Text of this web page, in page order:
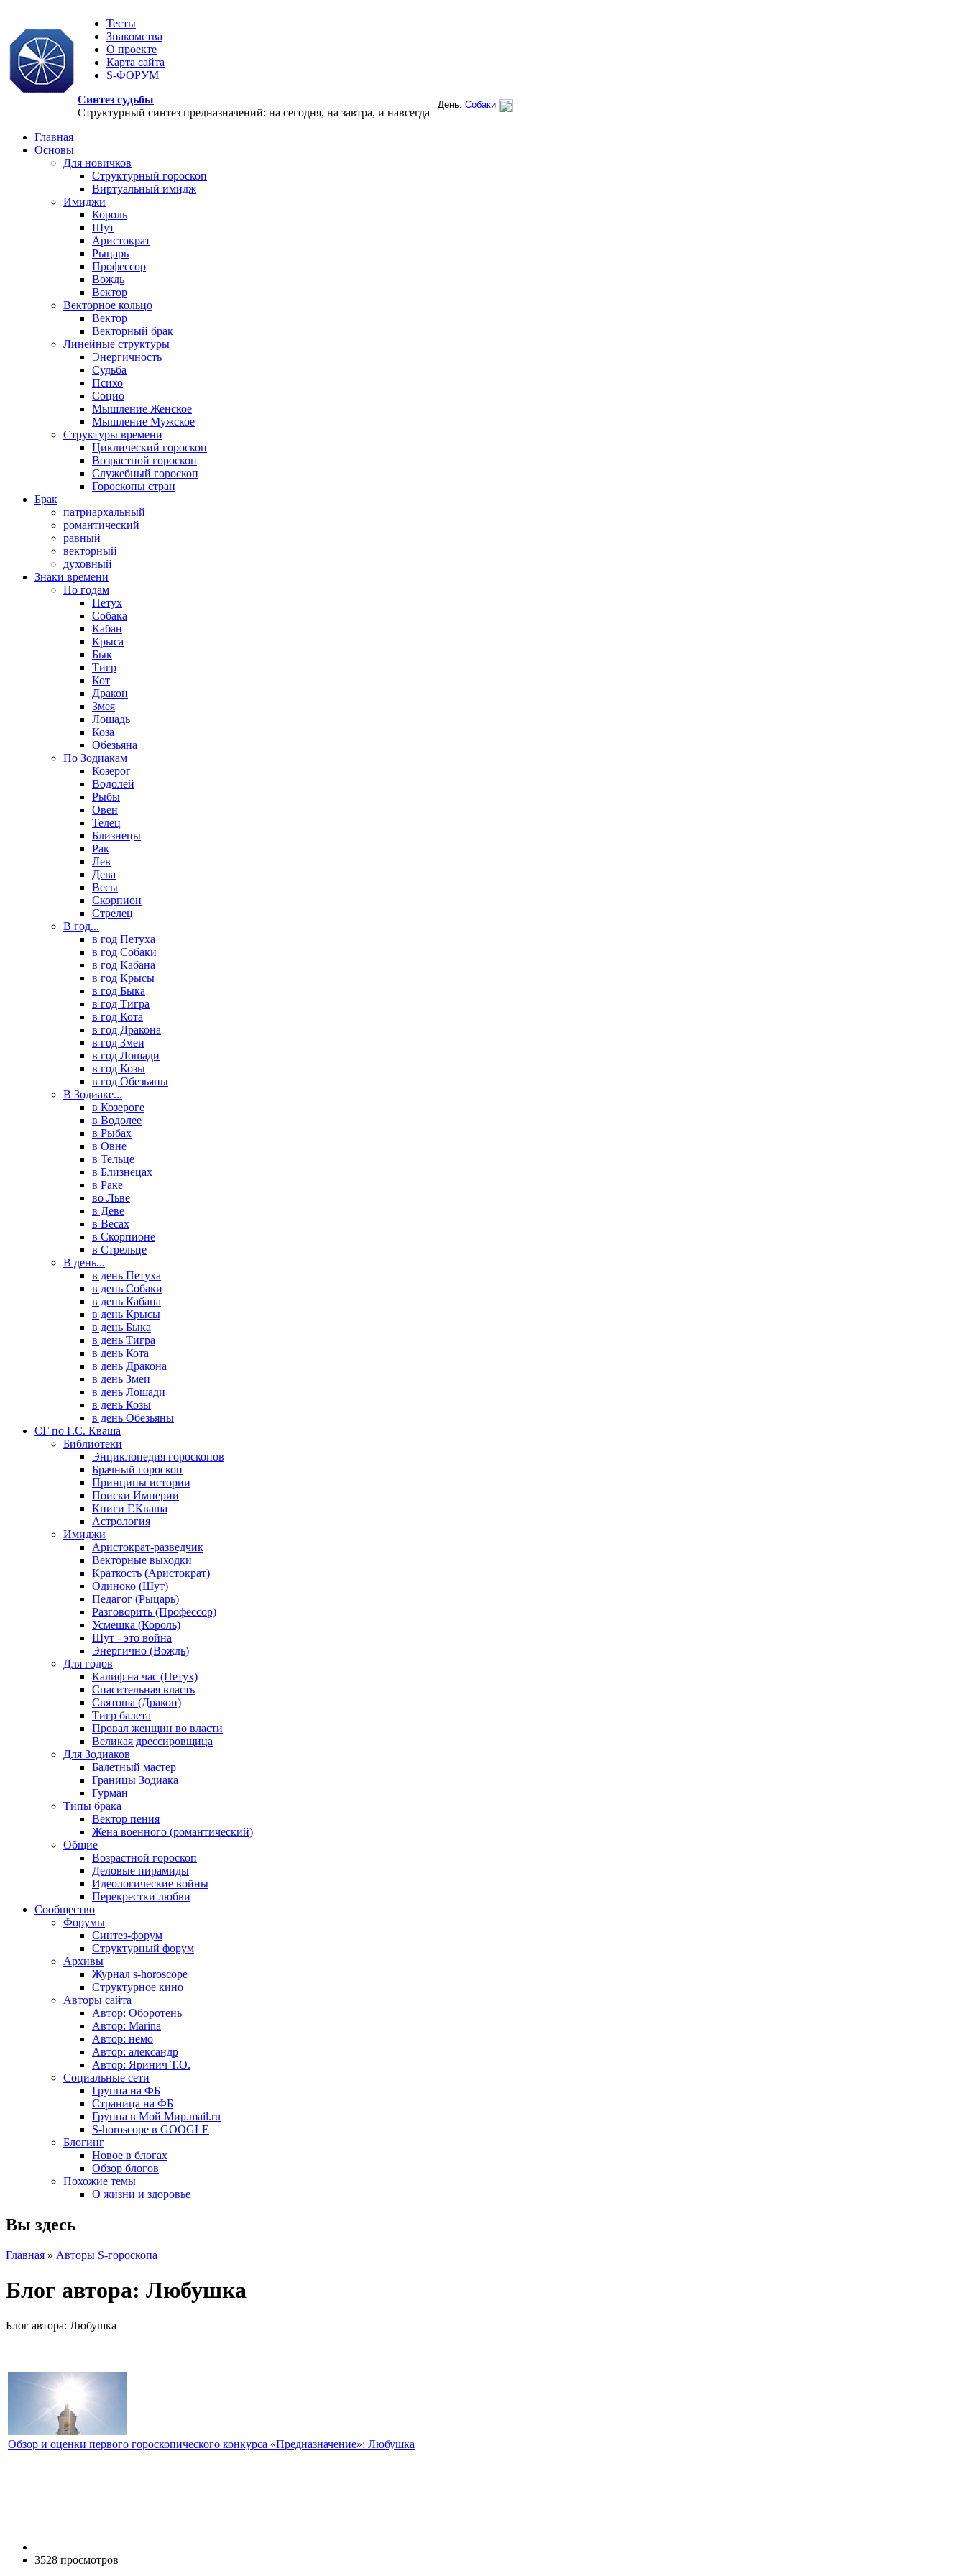
Тесты
Знакомства
О проекте
Карта сайта
S-ФОРУМ
Синтез судьбы
Структурный синтез предназначений: на сегодня, на завтра, и навсегда
Главная
Основы
Для новичков
Структурный гороскоп
Виртуальный имидж
Имиджи
Король
Шут
Аристократ
Рыцарь
Профессор
Вождь
Вектор
Векторное кольцо
Вектор
Векторный брак
Линейные структуры
Энергичность
Судьба
Психо
Социо
Мышление Женское
Мышление Мужское
Структуры времени
Циклический гороскоп
Возрастной гороскоп
Служебный гороскоп
Гороскопы стран
Брак
патриархальный
романтический
равный
векторный
духовный
Знаки времени
По годам
Петух
Собака
Кабан
Крыса
Бык
Тигр
Кот
Дракон
Змея
Лошадь
Коза
Обезьяна
По Зодиакам
Козерог
Водолей
Рыбы
Овен
Телец
Близнецы
Рак
Лев
Дева
Весы
Скорпион
Стрелец
В год...
в год Петуха
в год Собаки
в год Кабана
в год Крысы
в год Быка
в год Тигра
в год Кота
в год Дракона
в год Змеи
в год Лошади
в год Козы
в год Обезьяны
В Зодиаке...
в Козероге
в Водолее
в Рыбах
в Овне
в Тельце
в Близнецах
в Раке
во Льве
в Деве
в Весах
в Скорпионе
в Стрельце
В день...
в день Петуха
в день Собаки
в день Кабана
в день Крысы
в день Быка
в день Тигра
в день Кота
в день Дракона
в день Змеи
в день Лошади
в день Козы
в день Обезьяны
СГ по Г.С. Кваша
Библиотеки
Энциклопедия гороскопов
Брачный гороскоп
Принципы истории
Поиски Империи
Книги Г.Кваша
Астрология
Имиджи
Аристократ-разведчик
Векторные выходки
Краткость (Аристократ)
Одиноко (Шут)
Педагог (Рыцарь)
Разговорить (Профессор)
Усмешка (Король)
Шут - это война
Энергично (Вождь)
Для годов
Калиф на час (Петух)
Спасительная власть
Святоша (Дракон)
Тигр балета
Провал женщин во власти
Великая дрессировщица
Для Зодиаков
Балетный мастер
Границы Зодиака
Гурман
Типы брака
Вектор пения
Жена военного (романтический)
Общие
Возрастной гороскоп
Деловые пирамиды
Идеологические войны
Перекрестки любви
Сообщество
Форумы
Синтез-форум
Структурный форум
Архивы
Журнал s-horoscope
Структурное кино
Авторы сайта
Автор: Оборотень
Автор: Marina
Автор: немo
Автор: александр
Автор: Яринич Т.О.
Социальные сети
Группа на ФБ
Страница на ФБ
Группа в Мой Мир.mail.ru
S-horoscope в GOOGLE
Блогинг
Новое в блогах
Обзор блогов
Похожие темы
О жизни и здоровье
Вы здесь
Главная » Авторы S-гороскопа
Блог автора: Любушкa
Блог автора: Любушкa
Обзор и оценки первого гороскопического конкурса «Предназначение»: Любушка
3528 просмотров